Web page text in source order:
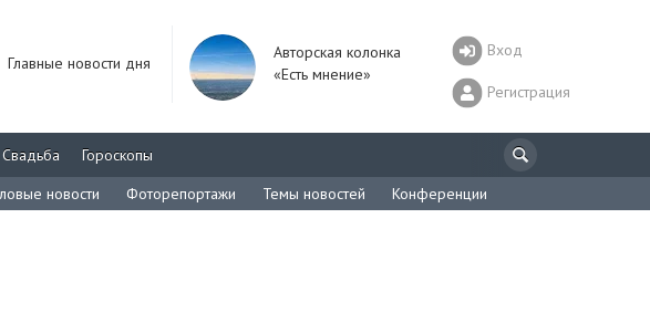
Главные новости дня
Авторская колонка
«Есть мнение»
Вход
Регистрация
Свадьба
Гороскопы
новости Фоторепортажи Темы новостей Конференции